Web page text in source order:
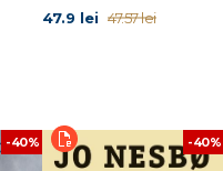
47.9 lei 47.57 lei
-40% -40%